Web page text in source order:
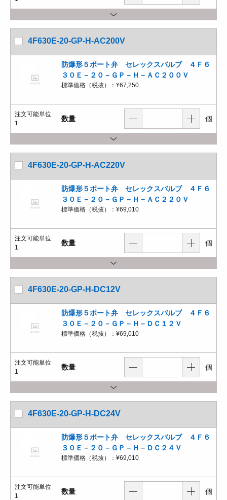
4F630E-20-GP-H-AC200V
防爆形５ポート弁 セレックスバルブ ４Ｆ６
３０Ｅ－２０－ＧＰ－Ｈ－ＡＣ２００Ｖ
標準価格（税抜）： ¥67,250
注文可能単位
1
数量 個
4F630E-20-GP-H-AC220V
防爆形５ポート弁 セレックスバルブ ４Ｆ６
３０Ｅ－２０－ＧＰ－Ｈ－ＡＣ２２０Ｖ
標準価格（税抜）： ¥69,010
注文可能単位
1
数量 個
4F630E-20-GP-H-DC12V
防爆形５ポート弁 セレックスバルブ ４Ｆ６
３０Ｅ－２０－ＧＰ－Ｈ－ＤＣ１２Ｖ
標準価格（税抜）： ¥69,010
注文可能単位
1
数量 個
4F630E-20-GP-H-DC24V
防爆形５ポート弁 セレックスバルブ ４Ｆ６
３０Ｅ－２０－ＧＰ－Ｈ－ＤＣ２４Ｖ
標準価格（税抜）： ¥69,010
注文可能単位
1
数量 個